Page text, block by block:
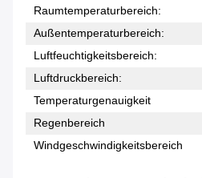
Raumtemperaturbereich:
Außentemperaturbereich:
Luftfeuchtigkeitsbereich:
Luftdruckbereich:
Temperaturgenauigkeit
Regenbereich
Windgeschwindigkeitsbereich